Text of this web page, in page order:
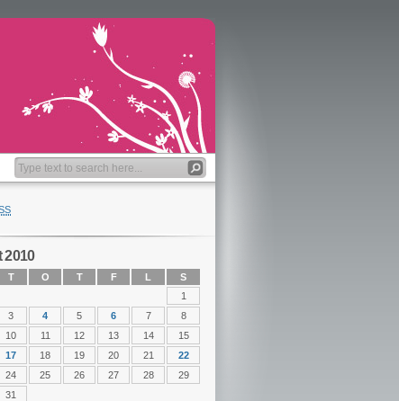
2010
T O T F L
S
1
3 4 5 6 7
8
10 11 12 13 14
15
17 18 19 20 21
22
24 25 26 27 28
29
31